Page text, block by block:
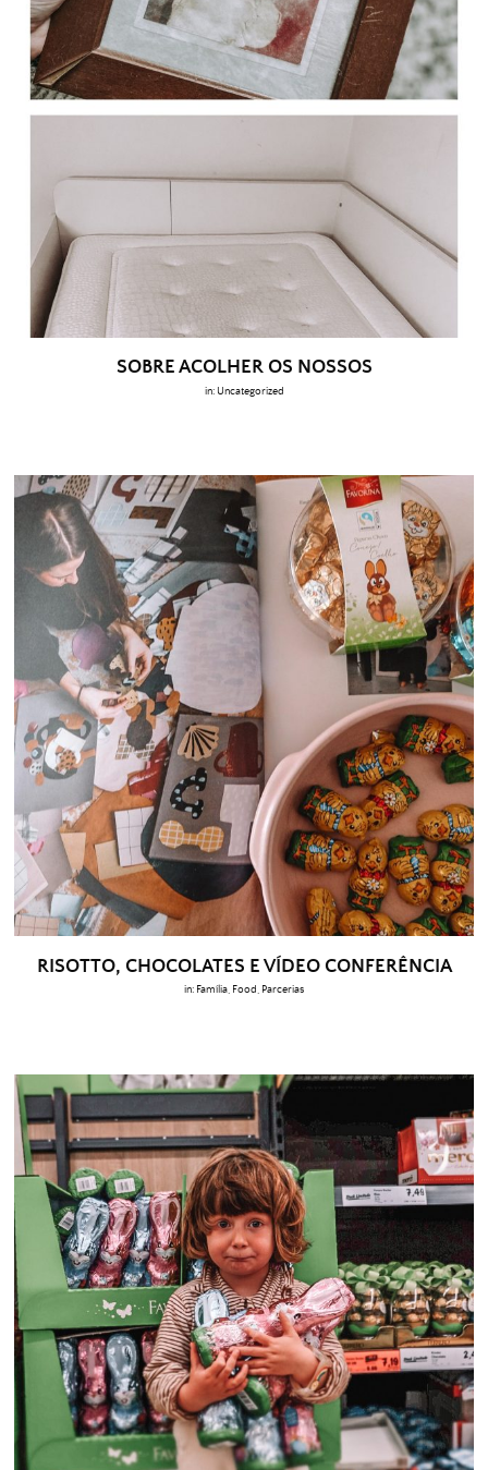
SOBRE ACOLHER OS NOSSOS
in: Uncategorized
RISOTTO, CHOCOLATES E VÍDEO CONFERÊNCIA
in: Família Food Parcerias